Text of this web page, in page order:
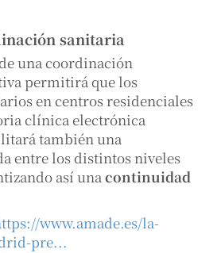
sanitaria
una coordinación
permitirá que los
en centros residenciales
clínica electrónica
también una
entre los distintos niveles
así unacontinuidad
www.amade.es/la-
pre...